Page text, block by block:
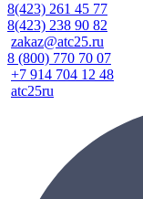
8(423) 261 45 77
8(423) 238 90 82
zakaz@atc25.ru
8 (800) 770 70 07
+7 914 704 12 48
atc25ru